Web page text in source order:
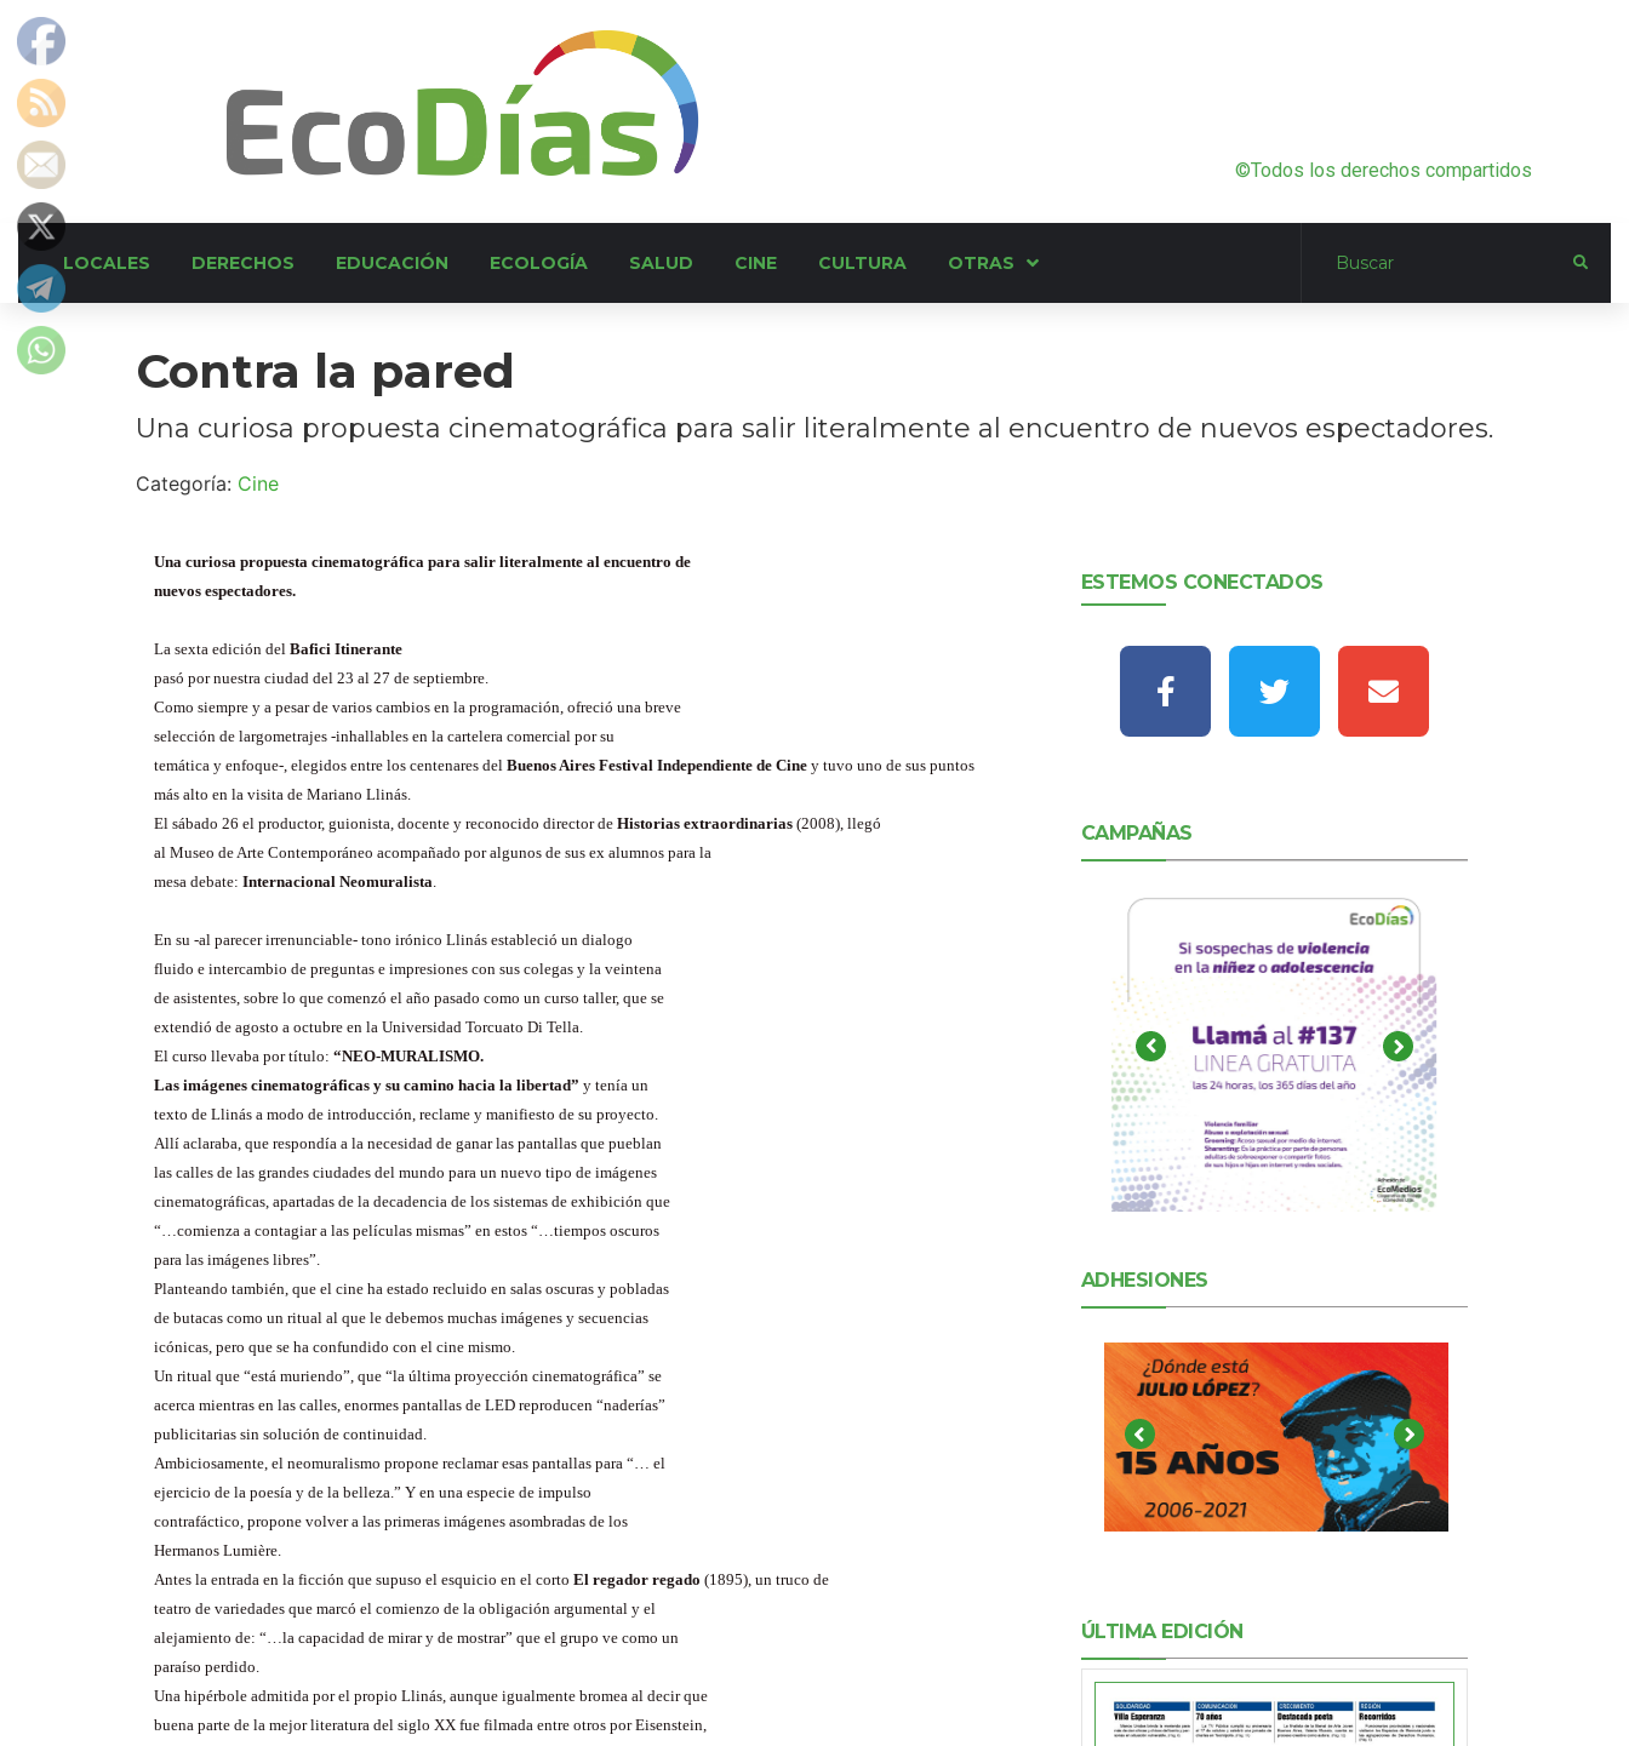
©Todos los derechos compartidos
LOCALES DERECHOS EDUCACIÓN ECOLOGÍA SALUD CINE CULTURA OTRAS
Contra la pared
Una curiosa propuesta cinematográfica para salir literalmente al encuentro de nuevos espectadores.
Categoría: Cine
Una curiosa propuesta cinematográfica para salir literalmente al encuentro de
nuevos espectadores.
La sexta edición del Bafici Itinerante
pasó por nuestra ciudad del 23 al 27 de septiembre.
Como siempre y a pesar de varios cambios en la programación, ofreció una breve
selección de largometrajes -inhallables en la cartelera comercial por su
temática y enfoque-, elegidos entre los centenares del Buenos Aires Festival Independiente de Cine y tuvo uno de sus puntos
más alto en la visita de Mariano Llinás.
El sábado 26 el productor, guionista, docente y reconocido director de Historias extraordinarias (2008), llegó
al Museo de Arte Contemporáneo acompañado por algunos de sus ex alumnos para la
mesa debate: Internacional Neomuralista.
En su -al parecer irrenunciable- tono irónico Llinás estableció un dialogo
fluido e intercambio de preguntas e impresiones con sus colegas y la veintena
de asistentes, sobre lo que comenzó el año pasado como un curso taller, que se
extendió de agosto a octubre en la Universidad Torcuato Di Tella.
El curso llevaba por título: “NEO-MURALISMO.
Las imágenes cinematográficas y su camino hacia la libertad” y tenía un
texto de Llinás a modo de introducción, reclame y manifiesto de su proyecto.
Allí aclaraba, que respondía a la necesidad de ganar las pantallas que pueblan
las calles de las grandes ciudades del mundo para un nuevo tipo de imágenes
cinematográficas, apartadas de la decadencia de los sistemas de exhibición que
“…comienza a contagiar a las películas mismas” en estos “…tiempos oscuros
para las imágenes libres”.
Planteando también, que el cine ha estado recluido en salas oscuras y pobladas
de butacas como un ritual al que le debemos muchas imágenes y secuencias
icónicas, pero que se ha confundido con el cine mismo.
Un ritual que “está muriendo”, que “la última proyección cinematográfica” se
acerca mientras en las calles, enormes pantallas de LED reproducen “naderías”
publicitarias sin solución de continuidad.
Ambiciosamente, el neomuralismo propone reclamar esas pantallas para “… el
ejercicio de la poesía y de la belleza.” Y en una especie de impulso
contrafáctico, propone volver a las primeras imágenes asombradas de los
Hermanos Lumière.
Antes la entrada en la ficción que supuso el esquicio en el corto El regador regado (1895), un truco de
teatro de variedades que marcó el comienzo de la obligación argumental y el
alejamiento de: “…la capacidad de mirar y de mostrar” que el grupo ve como un
paraíso perdido.
Una hipérbole admitida por el propio Llinás, aunque igualmente bromea al decir que
buena parte de la mejor literatura del siglo XX fue filmada entre otros por Eisenstein,
ESTEMOS CONECTADOS
CAMPAÑAS
ADHESIONES
ÚLTIMA EDICIÓN